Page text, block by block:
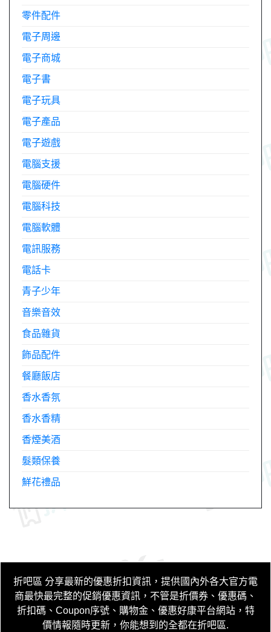
零件配件
電子周邊
電子商城
電子書
電子玩具
電子產品
電子遊戲
電腦支援
電腦硬件
電腦科技
電腦軟體
電訊服務
電話卡
青子少年
音樂音效
食品雜貨
飾品配件
餐廳飯店
香水香氛
香水香精
香煙美酒
髮類保養
鮮花禮品
折吧區 分享最新的優惠折扣資訊，提供國內外各大官方電
商最快最完整的促銷優惠資訊，不管是折價券、優惠碼、
折扣碼、Coupon序號、購物金、優惠好康平台網站，特
價情報隨時更新，你能想到的全都在折吧區.